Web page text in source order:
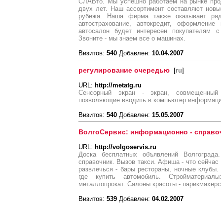
двух лет. Наш ассортимент составляют
рубежа. Наша фирма также оказывает
автострахование, автокредит,
автосалон будет интересен покупателям
Звоните - мы знаем все о машинах.
Визитов: 540 Добавлен: 10.04.2007
регулирование очередью [ru]
URL: http://metatg.ru
Сенсорный экран - экран,
позволяющие вводить в компьютер
Визитов: 540 Добавлен: 15.05.2007
ВолгоСервис: информационно -
URL: http://volgoservis.ru
Доска бесплатных объявлений
справочник. Вызов такси. Афиша - что сейчас
развлечься - бары рестораны, ночные
где купить автомобиль.
металлопрокат. Салоны красоты -
Визитов: 539 Добавлен: 04.02.2007